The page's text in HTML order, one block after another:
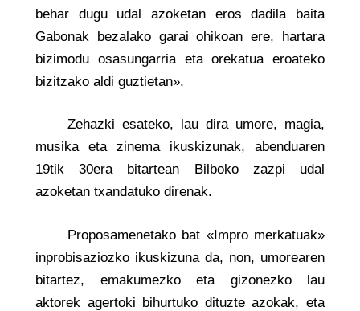
behar dugu udal azoketan eros dadila baita
Gabonak bezalako garai ohikoan ere, hartara
bizimodu osasungarria eta orekatua eroateko
bizitzako aldi guztietan».
Zehazki esateko, lau dira umore, magia,
musika eta zinema ikuskizunak, abenduaren
19tik 30era bitartean Bilboko zazpi udal
azoketan txandatuko direnak.
Proposamenetako bat «Impro merkatuak»
inprobisaziozko ikuskizuna da, non, umorearen
bitartez, emakumezko eta gizonezko lau
aktorek agertoki bihurtuko dituzte azokak, eta